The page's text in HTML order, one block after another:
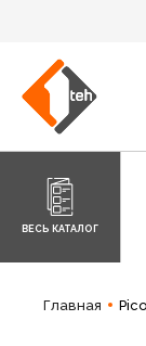
ВЕСЬ КАТАЛОГ
Главная